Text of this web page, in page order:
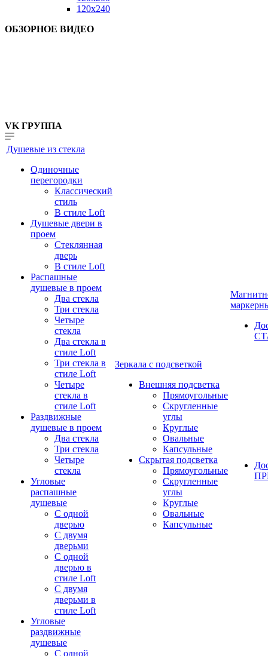
120x240
ОБЗОРНОЕ ВИДЕО
VK ГРУППА
Душевые из стекла
Одиночные
перегородки
Классический
стиль
В стиле Loft
Душевые двери в
проем
Стеклянная
дверь
В стиле Loft
Распашные
душевые в проем
Два стекла
Три стекла
Четыре
стекла
Два стекла в
стиле Loft
Три стекла в
стиле Loft
Четыре
стекла в
стиле Loft
Раздвижные
душевые в проем
Два стекла
Три стекла
Четыре
стекла
Угловые
распашные
душевые
С одной
дверью
С двумя
дверьми
С одной
дверью в
стиле Loft
С двумя
дверьми в
стиле Loft
Угловые
раздвижные
душевые
С одной
Зеркала с подсветкой
Внешняя подсветка
Прямоугольные
Скругленные
углы
Круглые
Овальные
Капсульные
Скрытая подсветка
Прямоугольные
Скругленные
углы
Круглые
Овальные
Капсульные